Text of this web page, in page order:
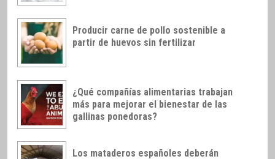
Producir carne de pollo sostenible a
partir de huevos sin fertilizar
¿Qué compañías alimentarias trabajan
más para mejorar el bienestar de las
gallinas ponedoras?
Los mataderos españoles deberán